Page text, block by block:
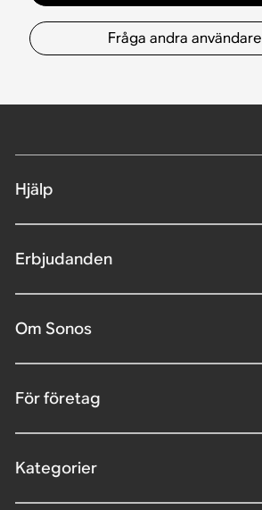
Fråga andra användare
Hjälp
Erbjudanden
Om Sonos
För företag
Kategorier